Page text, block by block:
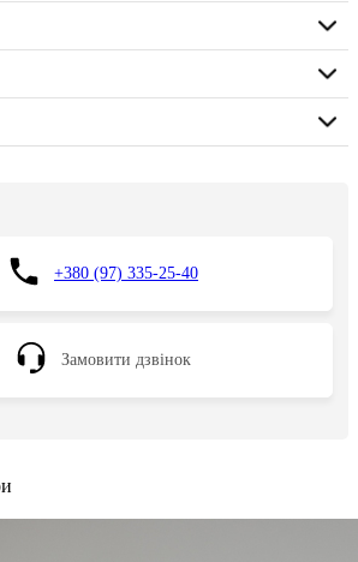
+380 (97) 335-25-40
Замовити дзвінок